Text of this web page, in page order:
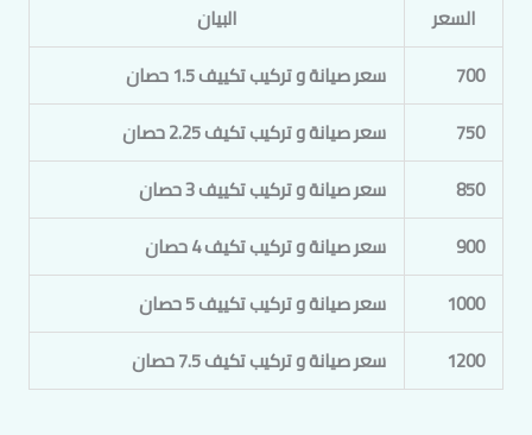
السعر
البيان
700
سعر صيانة و تركيب تكييف 1.5 حصان
750
سعر صيانة و تركيب تكيف 2.25 حصان
850
سعر صيانة و تركيب تكييف 3 حصان
900
سعر صيانة و تركيب تكيف 4 حصان
1000
سعر صيانة و تركيب تكييف 5 حصان
1200
سعر صيانة و تركيب تكيف 7.5 حصان